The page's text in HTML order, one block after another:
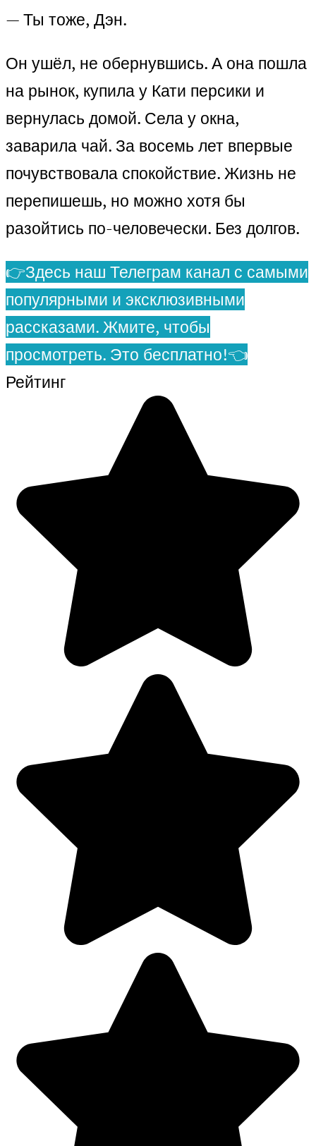
— Ты тоже, Дэн.
Он ушёл, не обернувшись. А она пошла
на рынок, купила у Кати персики и
вернулась домой. Села у окна,
заварила чай. За восемь лет впервые
почувствовала спокойствие. Жизнь не
перепишешь, но можно хотя бы
разойтись по-человечески. Без долгов.
👉Здесь наш Телеграм канал с самыми
популярными и эксклюзивными
рассказами. Жмите, чтобы
просмотреть. Это бесплатно!👈
Рейтинг